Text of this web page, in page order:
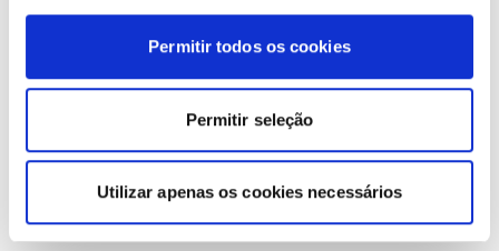
Permitir todos os cookies
Permitir seleção
Utilizar apenas os cookies necessários